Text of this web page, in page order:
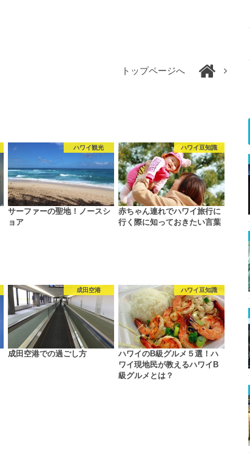
トップページへ
ハワイ観光
サーファーの聖地！ノースシ
ョア
ハワイ豆知識
赤ちゃん連れでハワイ旅行に
行く際に知っておきたい言葉
成田空港
成田空港での過ごし方
ハワイ豆知識
ハワイのB級グルメ５選！ハ
ワイ現地民が教えるハワイB
級グルメとは？